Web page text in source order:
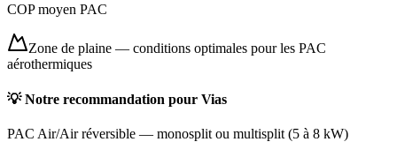
COP moyen PAC
Zone de plaine — conditions optimales pour les PAC
aérothermiques
💡 Notre recommandation pour Vias
PAC Air/Air réversible — monosplit ou multisplit (5 à 8 kW)